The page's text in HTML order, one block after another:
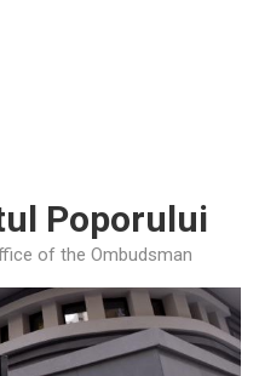
Poporului
of the Ombudsman